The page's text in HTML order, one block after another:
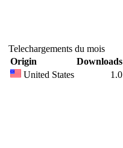
Telechargements du mois
Origin
Downloads
United States
1.0